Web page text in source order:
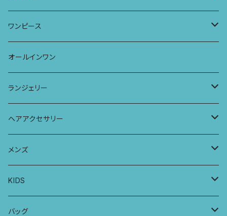
ワンピース
ドレス
ストール
キャミソール
チュニックTシャツ
七分袖トップス
ラグランスリーブトップス
ポケット付きアラジンパンツ
ワイドパンツ
ポケット付きワイドパンツ
レギンス
バブーチャ
マキシスカート
ワンピース
ワンピース
オールインワン
スリップワンピース
ビルヘンワンピース
半袖ワンピース
オールインワン
ランジェリー
ブラ
ヨガトップ
カシュクールブラ
ショーツ
プレーンショーツ
ボンバチャショーツ
ヘアアクセサリー
リボンシュシュ
シュシュ
ヘアターバン
メンズ
メンズボクサー
パンツ
KIDS
KIDS 羽根つきTシャツ
バッグ